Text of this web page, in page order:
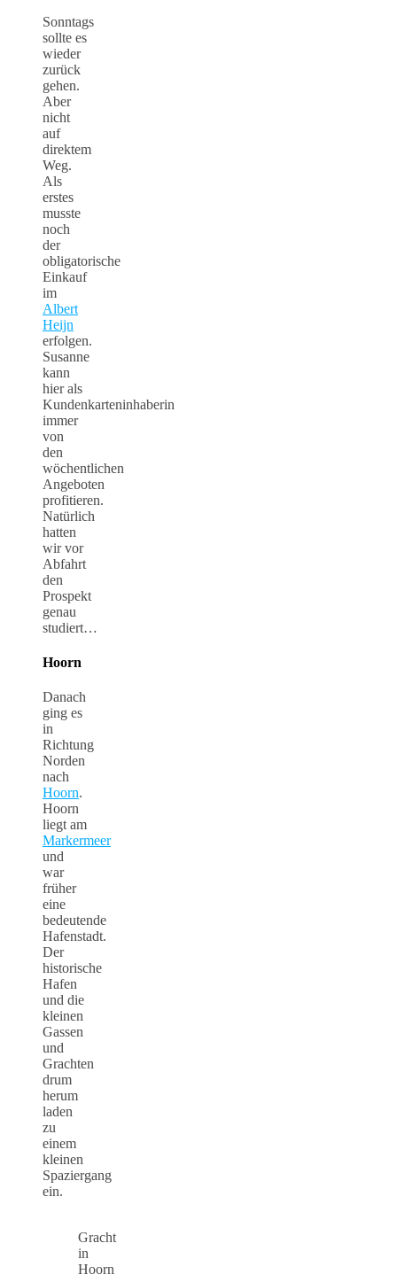
Sonntags
sollte es
wieder
zurück
gehen.
Aber
nicht
auf
direktem
Weg.
Als
erstes
musste
noch
der
obligatorische
Einkauf
im
Albert
Heijn
erfolgen.
Susanne
kann
hier als
Kundenkarteninhaberin
immer
von
den
wöchentlichen
Angeboten
profitieren.
Natürlich
hatten
wir vor
Abfahrt
den
Prospekt
genau
studiert…
Hoorn
Danach
ging es
in
Richtung
Norden
nach
Hoorn.
Hoorn
liegt am
Markermeer
und
war
früher
eine
bedeutende
Hafenstadt.
Der
historische
Hafen
und die
kleinen
Gassen
und
Grachten
drum
herum
laden
zu
einem
kleinen
Spaziergang
ein.
Gracht
in
Hoorn